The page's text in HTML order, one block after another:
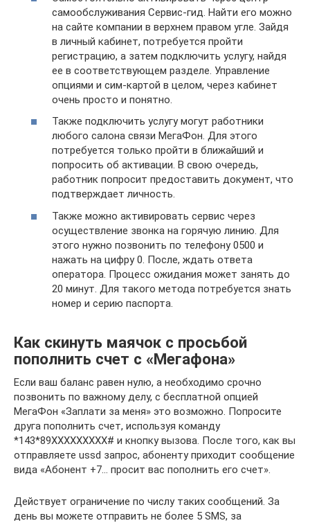
самообслуживания Сервис-гид. Найти его можно
на сайте компании в верхнем правом угле. Зайдя
в личный кабинет, потребуется пройти
регистрацию, а затем подключить услугу, найдя
ее в соответствующем разделе. Управление
опциями и сим-картой в целом, через кабинет
очень просто и понятно.
Также подключить услугу могут работники
любого салона связи МегаФон. Для этого
потребуется только пройти в ближайший и
попросить об активации. В свою очередь,
работник попросит предоставить документ, что
подтверждает личность.
Также можно активировать сервис через
осуществление звонка на горячую линию. Для
этого нужно позвонить по телефону 0500 и
нажать на цифру 0. После, ждать ответа
оператора. Процесс ожидания может занять до
20 минут. Для такого метода потребуется знать
номер и серию паспорта.
Как скинуть маячок с просьбой
пополнить счет с «Мегафона»
Если ваш баланс равен нулю, а необходимо срочно
позвонить по важному делу, с бесплатной опцией
МегаФон «Заплати за меня» это возможно. Попросите
друга пополнить счет, используя команду
*143*89XXXXXXXXX# и кнопку вызова. После того, как вы
отправляете ussd запрос, абоненту приходит сообщение
вида «Абонент +7… просит вас пополнить его счет».
Действует ограничение по числу таких сообщений. За
день вы можете отправить не более 5 SMS, за